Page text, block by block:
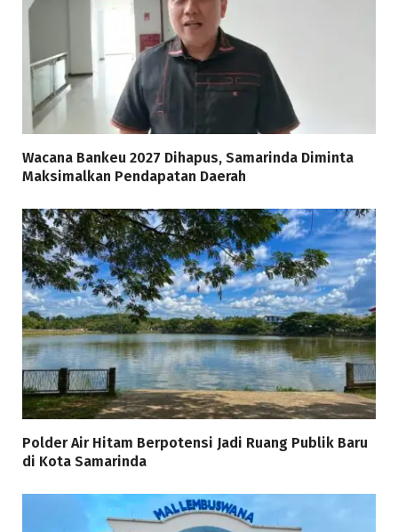
Wacana Bankeu 2027 Dihapus, Samarinda Diminta
Maksimalkan Pendapatan Daerah
Polder Air Hitam Berpotensi Jadi Ruang Publik Baru
di Kota Samarinda